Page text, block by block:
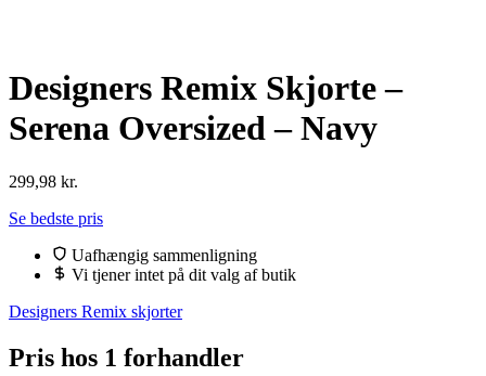
Designers Remix Skjorte –
Serena Oversized – Navy
299,98 kr.
Se bedste pris
Uafhængig sammenligning
Vi tjener intet på dit valg af butik
Designers Remix skjorter
Pris hos 1 forhandler